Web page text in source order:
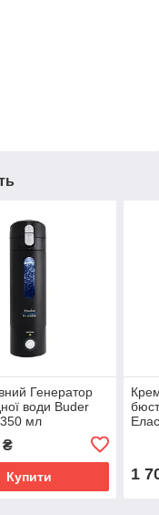
Генератор
води Buder
мл
Купити 1